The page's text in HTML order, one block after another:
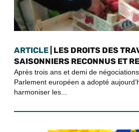
ARTICLE | LES DROITS DES
SAISONNIERS RECONNUS ET
Après trois ans et demi de
Parlement européen a adopté
harmoniser les...